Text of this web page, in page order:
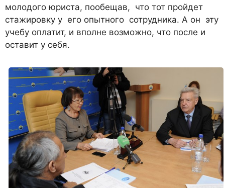
молодого юриста, пообещав, что тот пройдет
стажировку у его опытного сотрудника. А он эту
учебу оплатит, и вполне возможно, что после и
оставит у себя.